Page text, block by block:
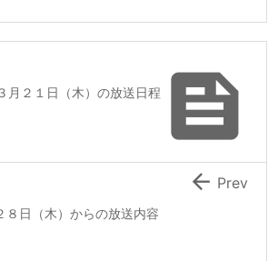

月２１日（木）の放送日程
８日（木）からの放送内容
 Prev